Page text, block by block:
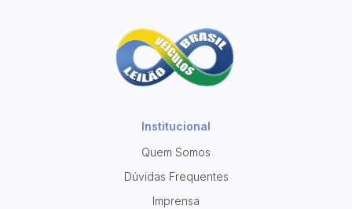
Institucional
Quem Somos
Dúvidas Frequentes
Imprensa